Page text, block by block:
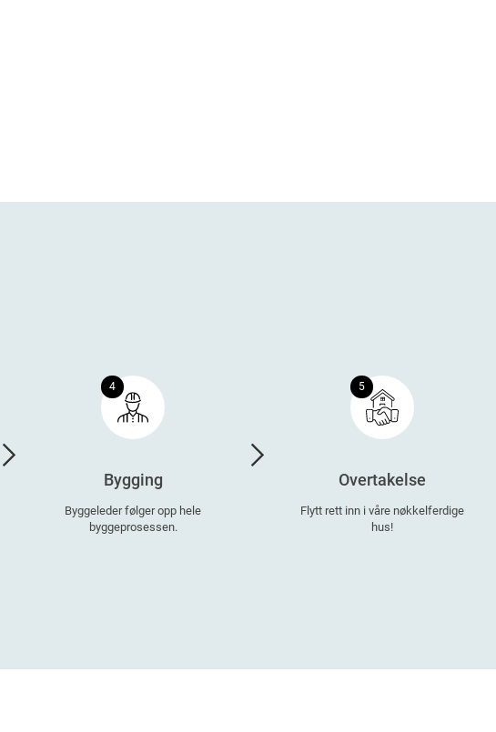
4
Bygging
Byggeleder følger opp hele
byggeprosessen.
5
Overtakelse
Flytt rett inn i våre nøkkelferdige
hus!